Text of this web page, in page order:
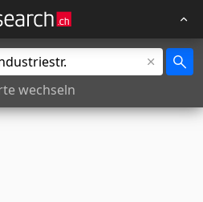
wechseln